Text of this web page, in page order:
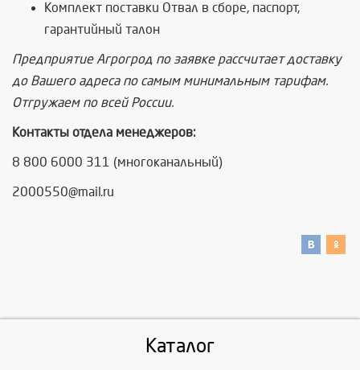
Комплект поставки Отвал в сборе, паспорт,
гарантийный талон
Предприятие Агрогрод по заявке рассчитает доставку
до Вашего адреса по самым минимальным тарифам.
Отгружаем по всей России.
Контакты отдела менеджеров:
8 800 6000 311 (многоканальный)
2000550@mail.ru
Каталог